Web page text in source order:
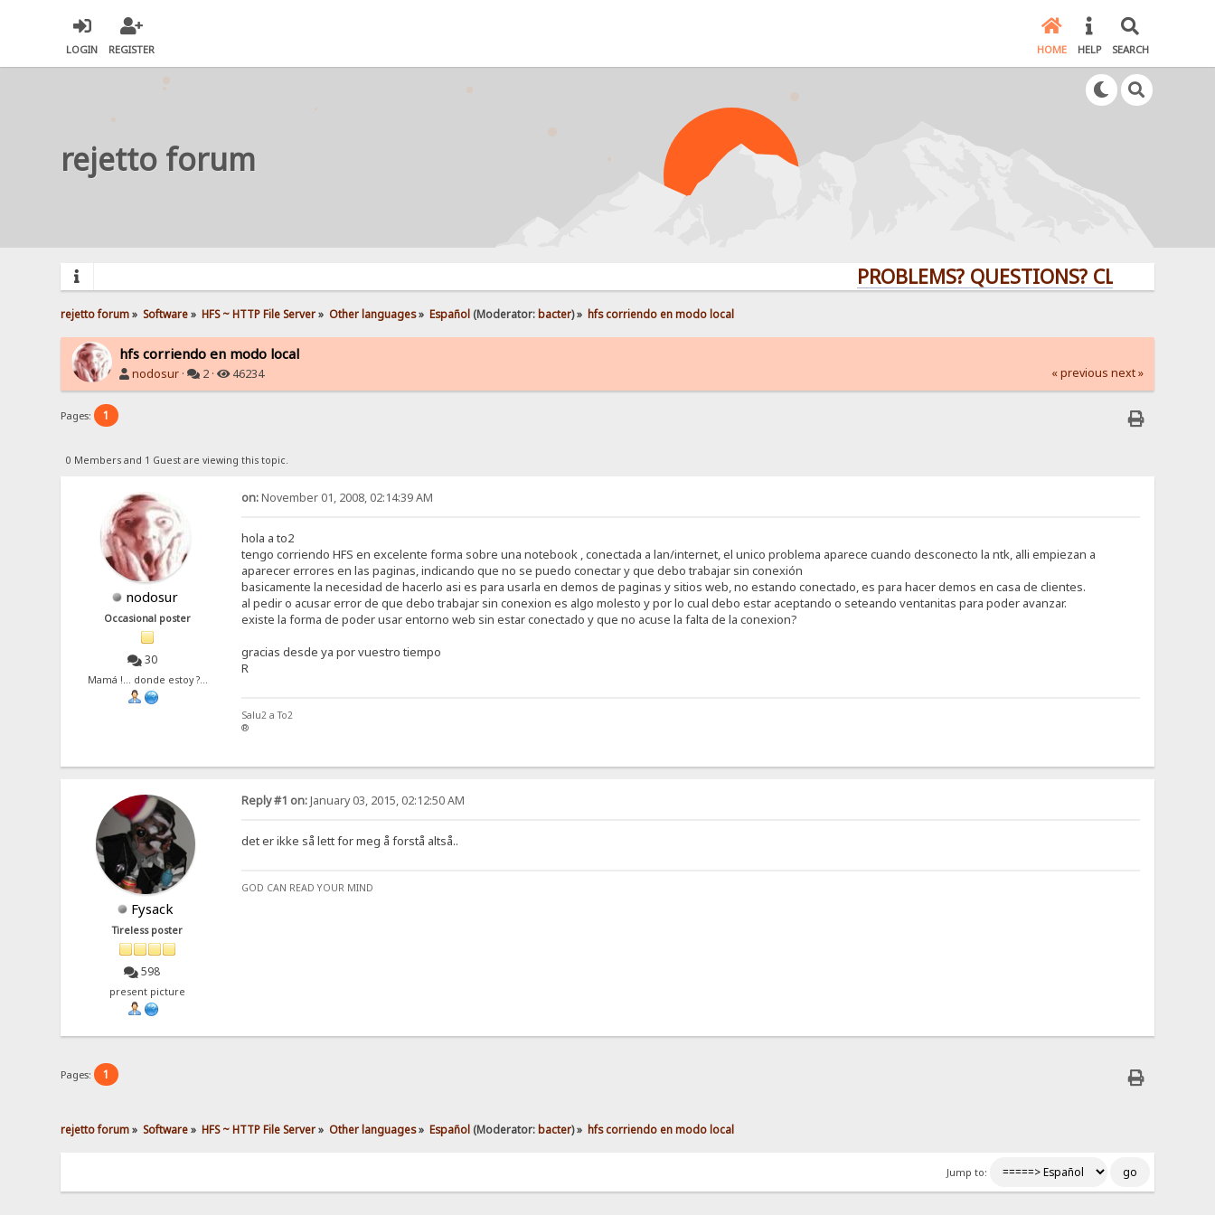
LOGIN REGISTER HOME HELP SEARCH
rejetto forum
PROBLEMS? QUESTIONS? CLICK HERE!
rejetto forum» Software» HFS ~ HTTP File Server» Other languages» Español(Moderator: bacter) » hfs corriendo en modo local
hfs corriendo en modo local
nodosur · 2 · 46234 « previous next »
Pages: 1
0 Members and 1 Guest are viewing this topic.
nodosur
Occasional poster
30
Mamá !... donde estoy ?...
on:November 01, 2008, 02:14:39 AM
hola a to2
tengo corriendo HFS en excelente forma sobre una notebook , conectada a lan/internet, el unico problema aparece cuando desconecto la ntk, alli empiezan a
aparecer errores en las paginas, indicando que no se puedo conectar y que debo trabajar sin conexión
basicamente la necesidad de hacerlo asi es para usarla en demos de paginas y sitios web, no estando conectado, es para hacer demos en casa de clientes.
al pedir o acusar error de que debo trabajar sin conexion es algo molesto y por lo cual debo estar aceptando o seteando ventanitas para poder avanzar.
existe la forma de poder usar entorno web sin estar conectado y que no acuse la falta de la conexion?
gracias desde ya por vuestro tiempo
R
Salu2 a To2
®
Fysack
Tireless poster
598
present picture
Reply #1 on:January 03, 2015, 02:12:50 AM
det er ikke så lett for meg å forstå altså..
GOD CAN READ YOUR MIND
Pages: 1
rejetto forum» Software» HFS ~ HTTP File Server» Other languages» Español(Moderator: bacter) » hfs corriendo en modo local
Jump to: